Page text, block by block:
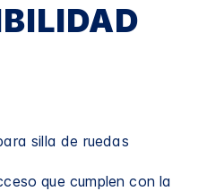
silla de ruedas
que cumplen con la